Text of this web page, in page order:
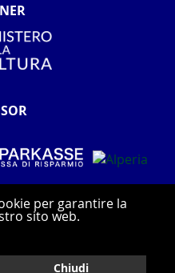
per garantire la
sito web.
Chiudi